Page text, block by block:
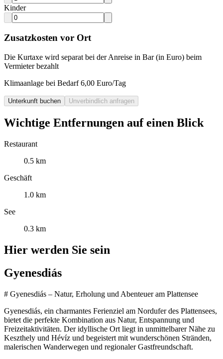
Kinder
Zusatzkosten vor Ort
Die Kurtaxe wird separat bei der Anreise in Bar (in Euro) beim
Vermieter bezahlt
Klimaanlage bei Bedarf 6,00 Euro/Tag
Unterkunft buchen Unverbindlich anfragen
Wichtige Entfernungen auf einen Blick
Restaurant
0.5 km
Geschäft
1.0 km
See
0.3 km
Hier werden Sie sein
Gyenesdiás
# Gyenesdiás – Natur, Erholung und Abenteuer am Plattensee
Gyenesdiás, ein charmantes Ferienziel am Nordufer des Plattensees,
bietet die perfekte Kombination aus Natur, Entspannung und
Freizeitaktivitäten. Der idyllische Ort liegt in unmittelbarer Nähe zu
Keszthely und Hévíz und begeistert mit wunderschönen Stränden,
malerischen Wanderwegen und regionaler Gastfreundschaft.